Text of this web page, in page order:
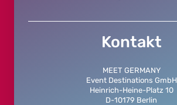
Kontakt
MEET GERMANY
Event Destinations GmbH
Heinrich-Heine-Platz 10
D-10179 Berlin